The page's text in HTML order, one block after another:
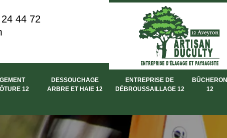
44 72
12
DESSOUCHAGE
ARBRE ET HAIE 12
ENTREPRISE DE
DÉBROUSSAILLAGE 12
BÛCHERON
12